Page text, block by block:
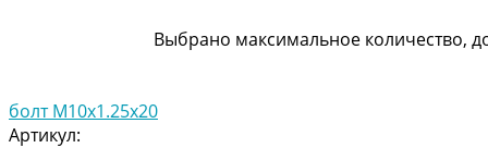
Выбрано максимальное количество,
болт M10x1.25x20
Артикул: